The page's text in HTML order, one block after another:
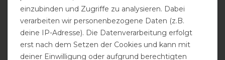
GOOD
einzubinden und Zugriffe zu analysieren. Dabei
verarbeiten wir personenbezogene Daten (z.B.
deine IP-Adresse). Die Datenverarbeitung erfolgt
erst nach dem Setzen der Cookies und kann mit
deiner Einwilligung oder aufgrund berechtigten